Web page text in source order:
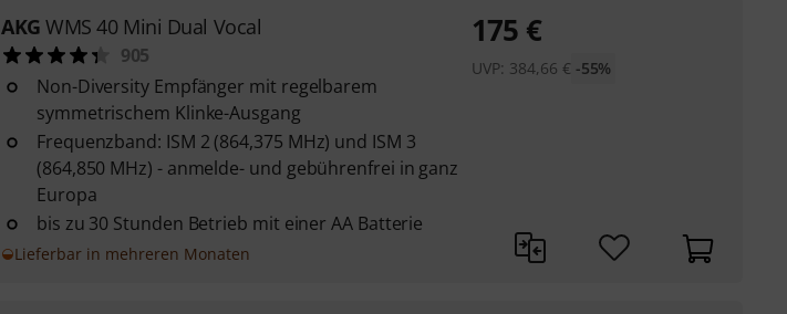
AKG WMS 40 Mini Dual Vocal
905
Non-Diversity Empfänger mit regelbarem
symmetrischem Klinke-Ausgang
Frequenzband: ISM 2 (864,375 MHz) und ISM 3
(864,850 MHz) - anmelde- und gebührenfrei in ganz
Europa
bis zu 30 Stunden Betrieb mit einer AA Batterie
Lieferbar in mehreren Monaten
175 €
UVP: 384,66 € -55%